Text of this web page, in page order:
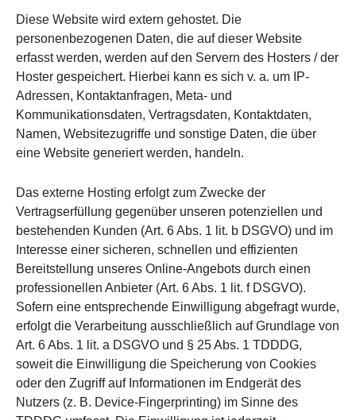
Diese Website wird extern gehostet. Die
personenbezogenen Daten, die auf dieser Website
erfasst werden, werden auf den Servern des Hosters / der
Hoster gespeichert. Hierbei kann es sich v. a. um IP-
Adressen, Kontaktanfragen, Meta- und
Kommunikationsdaten, Vertragsdaten, Kontaktdaten,
Namen, Websitezugriffe und sonstige Daten, die über
eine Website generiert werden, handeln.
Das externe Hosting erfolgt zum Zwecke der
Vertragserfüllung gegenüber unseren potenziellen und
bestehenden Kunden (Art. 6 Abs. 1 lit. b DSGVO) und im
Interesse einer sicheren, schnellen und effizienten
Bereitstellung unseres Online-Angebots durch einen
professionellen Anbieter (Art. 6 Abs. 1 lit. f DSGVO).
Sofern eine entsprechende Einwilligung abgefragt wurde,
erfolgt die Verarbeitung ausschließlich auf Grundlage von
Art. 6 Abs. 1 lit. a DSGVO und § 25 Abs. 1 TDDDG,
soweit die Einwilligung die Speicherung von Cookies
oder den Zugriff auf Informationen im Endgerät des
Nutzers (z. B. Device-Fingerprinting) im Sinne des